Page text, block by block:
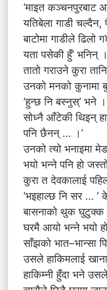
‘माइत कञ्चनपुरबाट
यतिबेला गाडी
बाटोमा गाडीले ढिलो
यता पसेकी हुँ’ भनिन्
तातो गराउने कुरा
उनको मनको कुनामा
‘हुन्छ नि बस्नुस्’ भने
सोध्नै आँटेकी थिइन्
पनि छैनन् … ।’
उनको त्यो भनाइमा
भयो भन्ने पनि हो
कुरा त देवकालाई
‘भइहाल्छ नि सर …
बासनाको थुक घुटुक्क
घरमै आयो भन्ने भयो
साँझको भात–भान्सा
उसले हाकिमलाई
हाकिम्नी हुँदा भने